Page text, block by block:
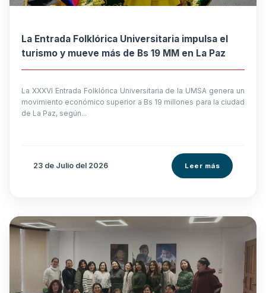
La Entrada Folklórica Universitaria impulsa el
turismo y mueve más de Bs 19 MM en La Paz
La XXXVI Entrada Folklórica Universitaria de la UMSA genera un
movimiento económico superior a Bs 19 millones para la ciudad
de La Paz, según...
23 de Julio del 2026 Leer más